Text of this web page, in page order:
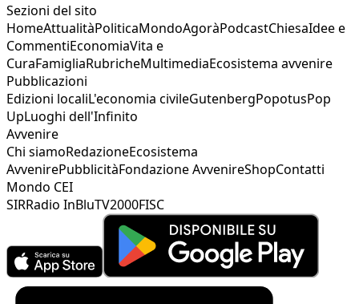
Sezioni del sito
HomeAttualitàPoliticaMondoAgoràPodcastChiesaIdee e
CommentiEconomiaVita e
CuraFamigliaRubricheMultimediaEcosistema avvenire
Pubblicazioni
Edizioni localiL'economia civileGutenbergPopotusPop
UpLuoghi dell'Infinito
Avvenire
Chi siamoRedazioneEcosistema
AvvenirePubblicitàFondazione AvvenireShopContatti
Mondo CEI
SIRRadio InBluTV2000FISC